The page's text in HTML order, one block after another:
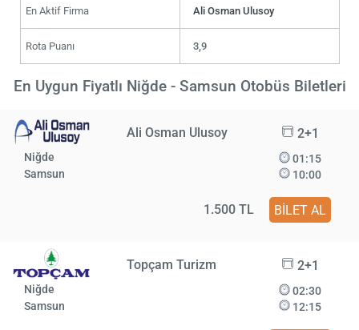
En Aktif Firma Ali Osman Ulusoy
Rota Puanı 3,9
En Uygun Fiyatlı Niğde - Samsun Otobüs Biletleri
Ali Osman Ulusoy 2+1
Niğde
Samsun
01:15
10:00
1.500 TL BİLET AL
Topçam Turizm 2+1
Niğde
Samsun
02:30
12:15